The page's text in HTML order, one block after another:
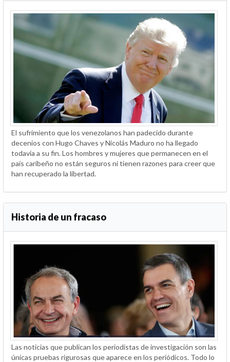
El sufrimiento que los venezolanos han padecido durante
decenios con Hugo Chaves y Nicolás Maduro no ha llegado
todavía a su fin. Los hombres y mujeres que permanecen en el
país caribeño no están seguros ni tienen razones para creer que
han recuperado la libertad.
Historia de un fracaso
Las noticias que publican los periodistas de investigación son las
únicas pruebas rigurosas que aparece en los periódicos. Todo lo